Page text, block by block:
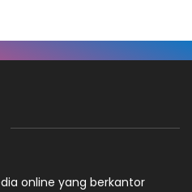
online yang berkantor